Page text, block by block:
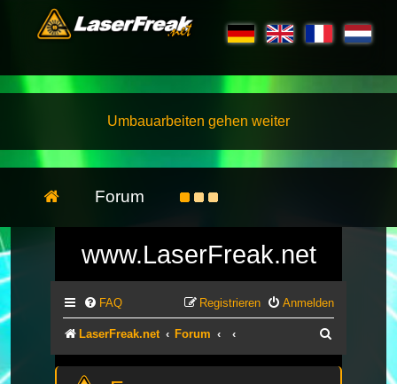
Umbauarbeiten gehen weiter
Forum
www.LaserFreak.net
FAQ Anmelden
Registrieren
LaserFreak.net Forum